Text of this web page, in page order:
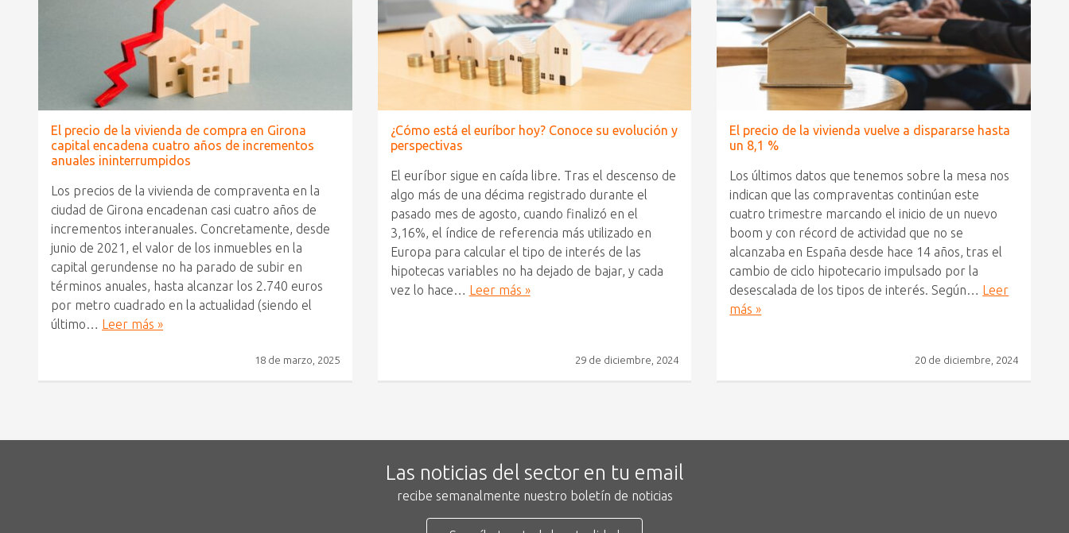
El precio de la vivienda de compra en Girona
capital encadena cuatro años de incrementos
anuales ininterrumpidos
Los precios de la vivienda de compraventa en la
ciudad de Girona encadenan casi cuatro años de
incrementos interanuales. Concretamente, desde
junio de 2021, el valor de los inmuebles en la
capital gerundense no ha parado de subir en
términos anuales, hasta alcanzar los 2.740 euros
por metro cuadrado en la actualidad (siendo el
último…
Leer más »
18 de marzo, 2025
¿Cómo está el euríbor hoy? Conoce su evolución y
perspectivas
El euríbor sigue en caída libre. Tras el descenso de
algo más de una décima registrado durante el
pasado mes de agosto, cuando finalizó en el
3,16%, el índice de referencia más utilizado en
Europa para calcular el tipo de interés de las
hipotecas variables no ha dejado de bajar, y cada
vez lo hace…
Leer más »
29 de diciembre, 2024
El precio de la vivienda vuelve a dispararse hasta
un 8,1 %
Los últimos datos que tenemos sobre la mesa nos
indican que las compraventas continúan este
cuatro trimestre marcando el inicio de un nuevo
boom y con récord de actividad que no se
alcanzaba en España desde hace 14 años, tras el
cambio de ciclo hipotecario impulsado por la
desescalada de los tipos de interés. Según…
Leer
más »
20 de diciembre, 2024
Las noticias del sector en tu email
recibe semanalmente nuestro boletín de noticias